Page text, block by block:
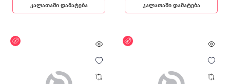
კალათაში დამატება კალათაში დამატება